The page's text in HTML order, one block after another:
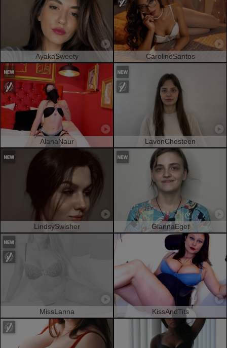
AyakaSweety CarolineSantos
AlanaNaur LavonChesteen
LindsySwisher GiannaEget
MissLanna KissAndTits